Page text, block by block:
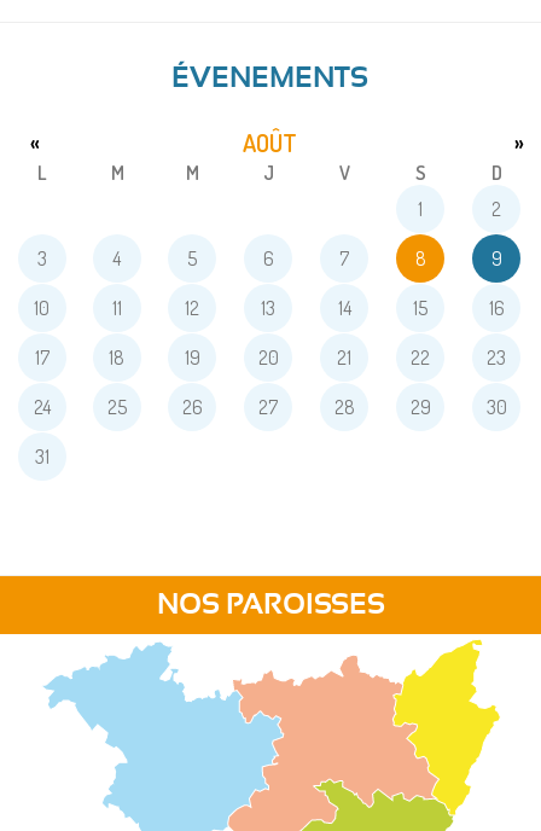
ÉVENEMENTS
AOÛT
« »
L M M J V S
D
1
2
3 4 5 6 7 8 9
10 11 12 13 14 15 16
17 18 19 20 21 22 23
24 25 26 27 28 29 30
31
NOS PAROISSES